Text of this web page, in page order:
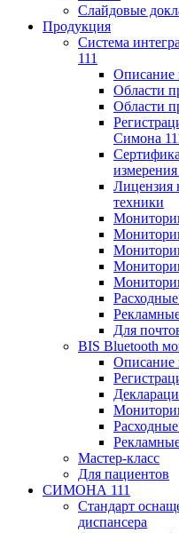
Слайдовые
Продукция
Система
111
Описание
Области
Области
Симона
Лицензия
техники
Для
BIS Bluetooth
Описание
Мастер-класс
Для пациентов
СИМОНА 111
Стандарт
диспансера